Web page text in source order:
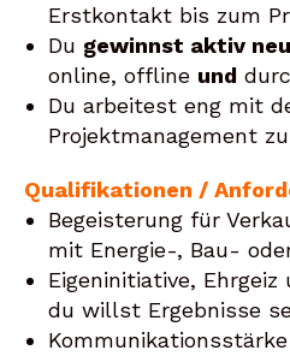
Erstkontakt bis zum
Du gewinnst aktiv
online, offline und
Du arbeitest eng mit
Projektmanagement
Qualifikationen /
Begeisterung für
mit Energie-, Bau-
Eigeninitiative,
du willst Ergebnisse